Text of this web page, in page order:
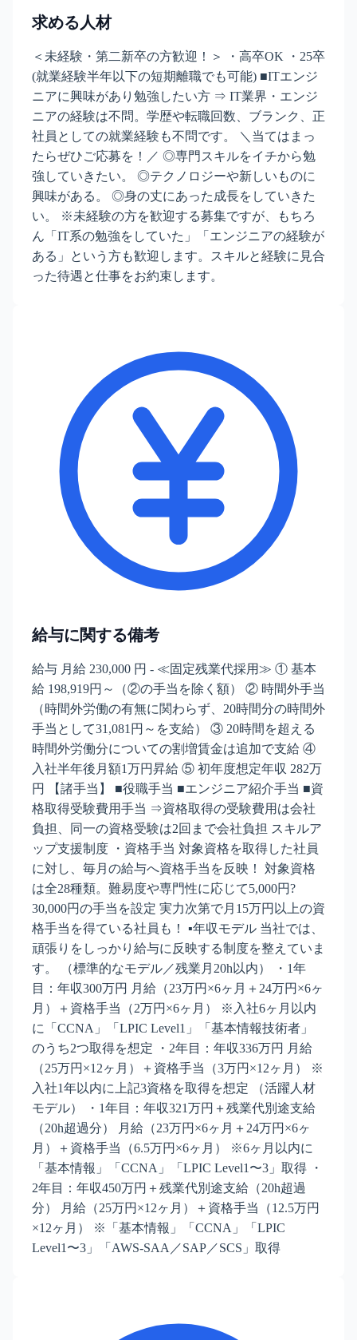
求める人材
＜未経験・第二新卒の方歓迎！＞ ・高卒OK ・25卒
(就業経験半年以下の短期離職でも可能) ■ITエンジ
ニアに興味があり勉強したい方 ⇒ IT業界・エンジ
ニアの経験は不問。学歴や転職回数、ブランク、正
社員としての就業経験も不問です。 ＼当てはまっ
たらぜひご応募を！／ ◎専門スキルをイチから勉
強していきたい。 ◎テクノロジーや新しいものに
興味がある。 ◎身の丈にあった成長をしていきた
い。 ※未経験の方を歓迎する募集ですが、もちろ
ん「IT系の勉強をしていた」「エンジニアの経験が
ある」という方も歓迎します。スキルと経験に見合
った待遇と仕事をお約束します。
給与に関する備考
給与 月給 230,000 円 - ≪固定残業代採用≫ ① 基本
給 198,919円～（②の手当を除く額） ② 時間外手当
（時間外労働の有無に関わらず、20時間分の時間外
手当として31,081円～を支給） ③ 20時間を超える
時間外労働分についての割増賃金は追加で支給 ④
入社半年後月額1万円昇給 ⑤ 初年度想定年収 282万
円 【諸手当】 ■役職手当 ■エンジニア紹介手当 ■資
格取得受験費用手当 ⇒資格取得の受験費用は会社
負担、同一の資格受験は2回まで会社負担 スキルア
ップ支援制度 ・資格手当 対象資格を取得した社員
に対し、毎月の給与へ資格手当を反映！ 対象資格
は全28種類。難易度や専門性に応じて5,000円?
30,000円の手当を設定 実力次第で月15万円以上の資
格手当を得ている社員も！ ▪️年収モデル 当社では、
頑張りをしっかり給与に反映する制度を整えていま
す。 （標準的なモデル／残業月20h以内） ・1年
目：年収300万円 月給（23万円×6ヶ月＋24万円×6ヶ
月）＋資格手当（2万円×6ヶ月） ※入社6ヶ月以内
に「CCNA」「LPIC Level1」「基本情報技術者」
のうち2つ取得を想定 ・2年目：年収336万円 月給
（25万円×12ヶ月）＋資格手当（3万円×12ヶ月） ※
入社1年以内に上記3資格を取得を想定 （活躍人材
モデル） ・1年目：年収321万円＋残業代別途支給
（20h超過分） 月給（23万円×6ヶ月＋24万円×6ヶ
月）＋資格手当（6.5万円×6ヶ月） ※6ヶ月以内に
「基本情報」「CCNA」「LPIC Level1〜3」取得 ・
2年目：年収450万円＋残業代別途支給（20h超過
分） 月給（25万円×12ヶ月）＋資格手当（12.5万円
×12ヶ月） ※「基本情報」「CCNA」「LPIC
Level1〜3」「AWS-SAA／SAP／SCS」取得